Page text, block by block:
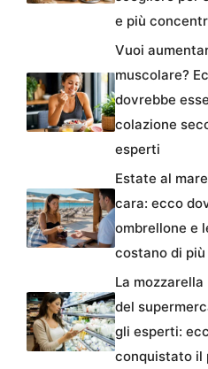
e più
Vuoi
muscolare?
dovrebbe
colazione
esperti
Estate al
cara: ecco
ombrellone e
costano di
La mozzarella
del
gli esperti:
conquistato il